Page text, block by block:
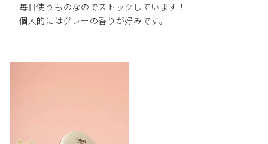
毎日使うものなのでストックしています！
個人的にはグレーの香りが好みです。